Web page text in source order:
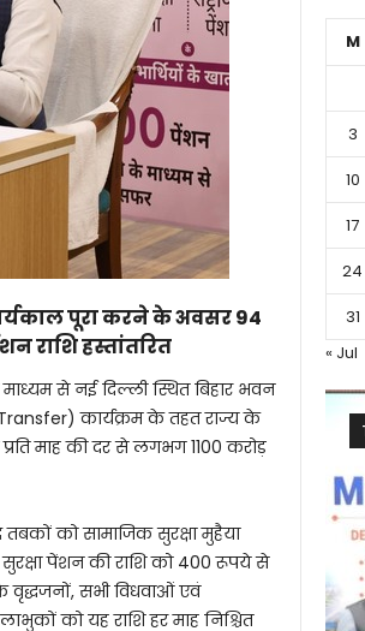
पूरा करने के अवसर 94
राशि हस्तांतरित
से नई दिल्ली स्थित बिहार भवन
कार्यक्रम के तहत राज्य के
माह की दर से लगभग 1100 करोड़
को सामाजिक सुरक्षा मुहैया
सुरक्षा पेंशन की राशि को 400 रूपये से
वृद्धजनों, सभी विधवाओं एवं
को यह राशि हर माह निश्चित
M
3
10
17
24
31
« Jul